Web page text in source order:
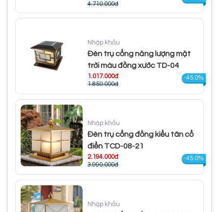
4.710.000đ
Nhập khẩu
Đèn trụ cổng năng lượng mặt
trời màu đồng xước TD-04
1.017.000đ
1.850.000đ
-45.0%
Nhập khẩu
Đèn trụ cổng đồng kiểu tân cổ
điển TCD-08-21
2.194.000đ
3.990.000đ
-45.0%
Nhập khẩu